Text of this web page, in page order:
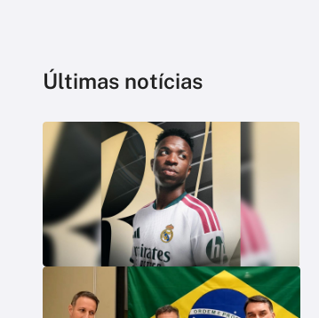
Últimas notícias